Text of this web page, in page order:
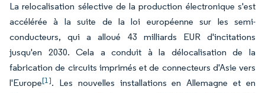
La relocalisation sélective de la production électronique s'est
accélérée à la suite de la loi européenne sur les semi-
conducteurs, qui a alloué 43 milliards EUR d'incitations
jusqu'en 2030. Cela a conduit à la délocalisation de la
fabrication de circuits imprimés et de connecteurs d'Asie vers
l'Europe[1]. Les nouvelles installations en Allemagne et en